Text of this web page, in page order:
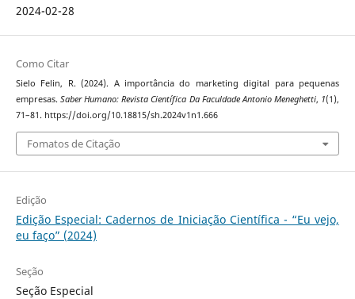
2024-02-28
Como Citar
Sielo Felin, R. (2024). A importância do marketing digital para pequenas
empresas.Saber Humano: Revista Científica Da Faculdade Antonio Meneghetti, 1(1),
71–81. https://doi.org/10.18815/sh.2024v1n1.666
Fomatos de Citação
Edição
Edição Especial: Cadernos de Iniciação Científica - “Eu vejo,
eu faço” (2024)
Seção
Seção Especial